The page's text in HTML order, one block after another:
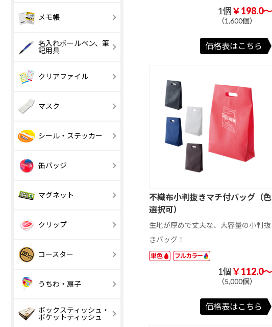
ボタン付き 2way/3way
マチなし
底）
巾着、ナップサ
クラシック
ミニトート
ンチバッグ
【激安】100 円
以下
101 ～ 200 円
201 円以上
表紙カバー付付
箋Bタイプ
表紙カバー
箋Cタイプ
ブック型表紙カ
バー付付箋
表紙カバー
部楕円付箋
ポップアップ付
箋Bタイプ
ポップアップ付
箋Cタイプ
ポップアッ
箋Dタイプ
ユニーク付箋
FSC🄬認証表紙
カバー付付箋
FSC🄬認証
台紙付ダイカッ
ト付箋
カバーなし
【激安】20 円
以下
21 ～ 50 円 51 ～ 100
メモ帳
51 ～ 100 円 101 円以上
名入れボールペン、筆
記用具
三菱鉛筆
ぺんてる
（Pentel）
【激安】100 円
以下
クリアファイル
マスク
シール・ステッカー
缶バッジ
丸型 角丸スクエア
51 ～ 80 円 81 円以上
マグネット
室内用マグネッ
トシート
ホワイトボード
ミニ額縁マ
ット
マグネットバー エコマグネット
クリップ
アクリルクリッ
プ
木製クリップ
コースター
サステナブル 珪藻土
デニム フェルト
うちわ・扇子
ボックスティッシュ・
ポケットティッシュ
1個￥198.0～
（1,600個）
価格表はこちら
不織布小判抜きマチ付バッグ（色
選択可）
生地が厚めで丈夫な、大容量の小判抜
きバッグ！
単色 フルカラー
1個￥112.0～
（5,000個）
価格表はこちら